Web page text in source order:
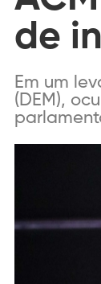
de
Em um
(DEM),